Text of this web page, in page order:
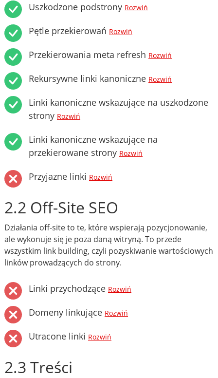
Uszkodzone podstrony Rozwiń
Pętle przekierowań Rozwiń
Przekierowania meta refresh Rozwiń
Rekursywne linki kanoniczne Rozwiń
Linki kanoniczne wskazujące na uszkodzone
strony Rozwiń
Linki kanoniczne wskazujące na
przekierowane strony Rozwiń
Przyjazne linki Rozwiń
2.2 Off-Site SEO
Działania off-site to te, które wspierają pozycjonowanie,
ale wykonuje się je poza daną witryną. To przede
wszystkim link building, czyli pozyskiwanie wartościowych
linków prowadzących do strony.
Linki przychodzące Rozwiń
Domeny linkujące Rozwiń
Utracone linki Rozwiń
2.3 Treści